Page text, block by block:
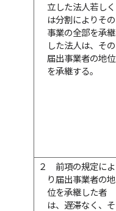
立した法人若しく
は分割によりその
事業の全部を承継
した法人は、その
届出事業者の地位
を承継する。
２
前項の規定によ
り届出事業者の地
位を承継した者
は、遅滞なく、そ